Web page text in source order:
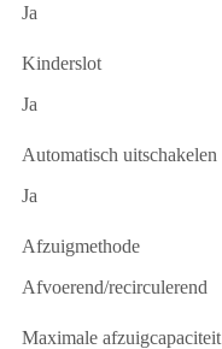
Ja
Kinderslot
Ja
Automatisch uitschakelen
Ja
Afzuigmethode
Afvoerend/recirculerend
Maximale afzuigcapaciteit